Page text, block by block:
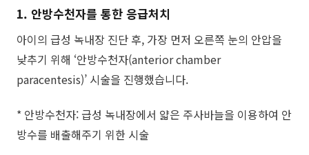
1. 안방수천자를 통한 응급처치
​아이의 급성 녹내장 진단 후, 가장 먼저 오른쪽 눈의 안압을
낮추기 위해 ‘안방수천자(anterior chamber
paracentesis)’ 시술을 진행했습니다.
* 안방수천자: 급성 녹내장에서 얇은 주사바늘을 이용하여 안
방수를 배출해주기 위한 시술